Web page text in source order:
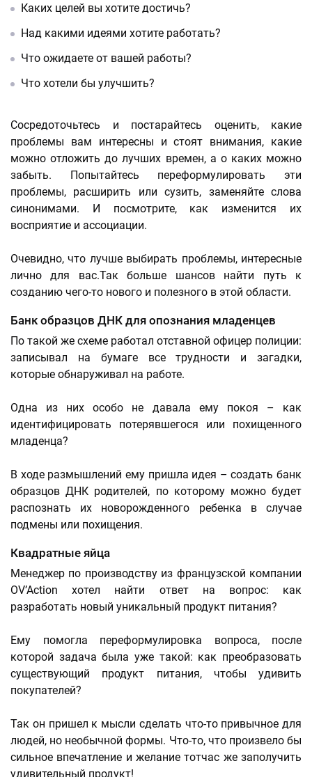
Каких целей вы хотите достичь?
Над какими идеями хотите работать?
Что ожидаете от вашей работы?
Что хотели бы улучшить?
Сосредоточьтесь и постарайтесь оценить, какие
проблемы вам интересны и стоят внимания, какие
можно отложить до лучших времен, а о каких можно
забыть. Попытайтесь переформулировать эти
проблемы, расширить или сузить, заменяйте слова
синонимами. И посмотрите, как изменится их
восприятие и ассоциации.
Очевидно, что лучше выбирать проблемы, интересные
лично для вас.Так больше шансов найти путь к
созданию чего-то нового и полезного в этой области.
Банк образцов ДНК для опознания младенцев
По такой же схеме работал отставной офицер полиции:
записывал на бумаге все трудности и загадки,
которые обнаруживал на работе.
Одна из них особо не давала ему покоя – как
идентифицировать потерявшегося или похищенного
младенца?
В ходе размышлений ему пришла идея – создать банк
образцов ДНК родителей, по которому можно будет
распознать их новорожденного ребенка в случае
подмены или похищения.
Квадратные яйца
Менеджер по производству из французской компании
OV’Action хотел найти ответ на вопрос: как
разработать новый уникальный продукт питания?
Ему помогла переформулировка вопроса, после
которой задача была уже такой: как преобразовать
существующий продукт питания, чтобы удивить
покупателей?
Так он пришел к мысли сделать что-то привычное для
людей, но необычной формы. Что-то, что произвело бы
сильное впечатление и желание тотчас же заполучить
удивительный продукт!